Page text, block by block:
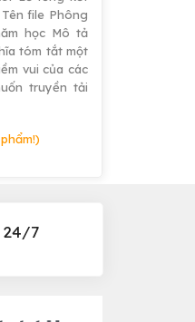
file Phông
học Mô tả
tóm tắt một
vui của các
truyền tải
24/7